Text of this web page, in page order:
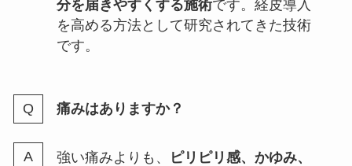
分を届きやすくする施術です。経皮導入
を高める方法として研究されてきた技術
です。
痛みはありますか？
強い痛みよりも、
ピリピリ感、かゆみ、